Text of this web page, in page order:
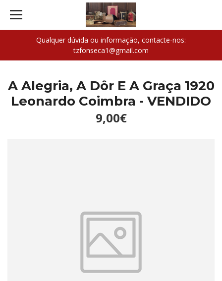
Qualquer dúvida ou informação, contacte-nos:
tzfonseca1@gmail.com
A Alegria, A Dôr E A Graça 1920
Leonardo Coimbra - VENDIDO
9,00€